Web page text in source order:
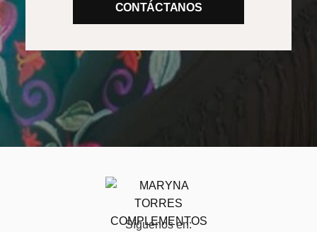
CONTÁCTANOS
Síguenos en: